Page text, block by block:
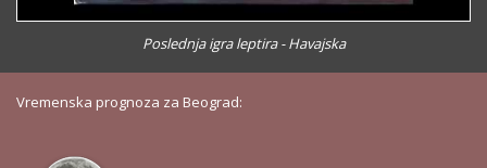
Poslednja igra leptira - Havajska
Vremenska prognoza za Beograd: